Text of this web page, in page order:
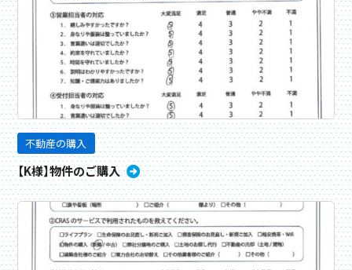
不動産の購入
【K様】物件のご購入